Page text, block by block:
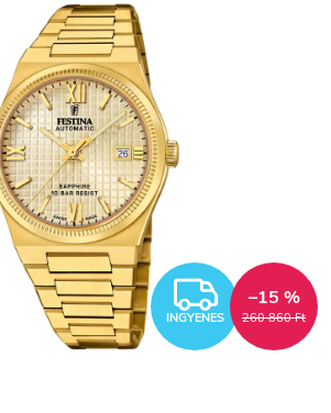
INGYENES 260 860 Ft
–15 %